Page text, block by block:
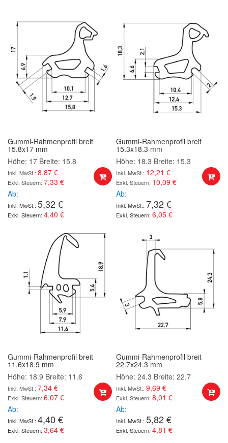
Gummi-Rahmenprofil breit
15.8x17 mm
Höhe: 17 Breite: 15.8
8,87 €
7,33 €
Ab
5,32 €
4,40 €
Gummi-Rahmenprofil breit
15.3x18.3 mm
Höhe: 18.3 Breite: 15.3
12,21 €
10,09 €
Ab
7,32 €
6,05 €
Gummi-Rahmenprofil breit
11.6x18.9 mm
Höhe: 18.9 Breite: 11.6
7,34 €
6,07 €
Ab
4,40 €
3,64 €
Gummi-Rahmenprofil breit
22.7x24.3 mm
Höhe: 24.3 Breite: 22.7
9,69 €
8,01 €
Ab
5,82 €
4,81 €